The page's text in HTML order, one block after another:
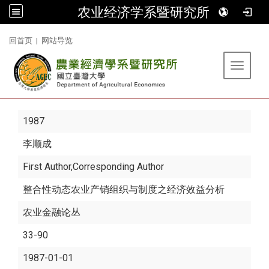
农业经济学系暨研究所
回首页 | 网站导览
Toggle
1987
李顺成
First Author,Corresponding Author
整合性动态农业产销组织与制度之经济效益分析
农业金融论丛
33-90
1987-01-01